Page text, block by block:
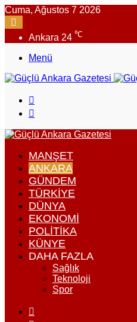
Cuma, Ağustos 7 2026
Ankara 24 ℃
Menü
...
değiştir
MANŞET
ANKARA
GÜNDEM
TÜRKIYE
DÜNYA
EKONOMI
POLITIKA
KÜNYE
DAHA FAZLA
Sağlık
Teknoloji
Spor